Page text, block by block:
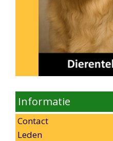
Informatie
Contact
Leden